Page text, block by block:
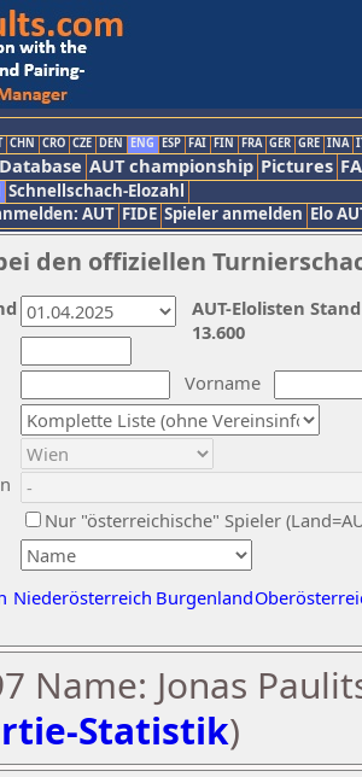
CHN CRO CZE DEN ENG ESP FAI FIN FRA GER GRE INA
AUT championship Pictures
Schnellschach-Elozahl
AUT FIDE Spieler anmelden Elo
den offiziellen
Vorname
Nur "österreichische" Spieler
Niederösterreich Burgenland
AUT-Elolisten
13.600
Name: Jonas
Statistik)